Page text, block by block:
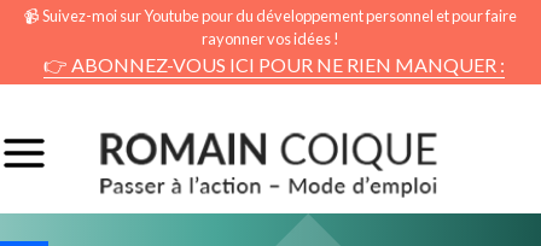
📹 Suivez-moi sur Youtube pour du développement personnel et pour faire
rayonner vos idées !
👉 ABONNEZ-VOUS ICI POUR NE RIEN MANQUER :